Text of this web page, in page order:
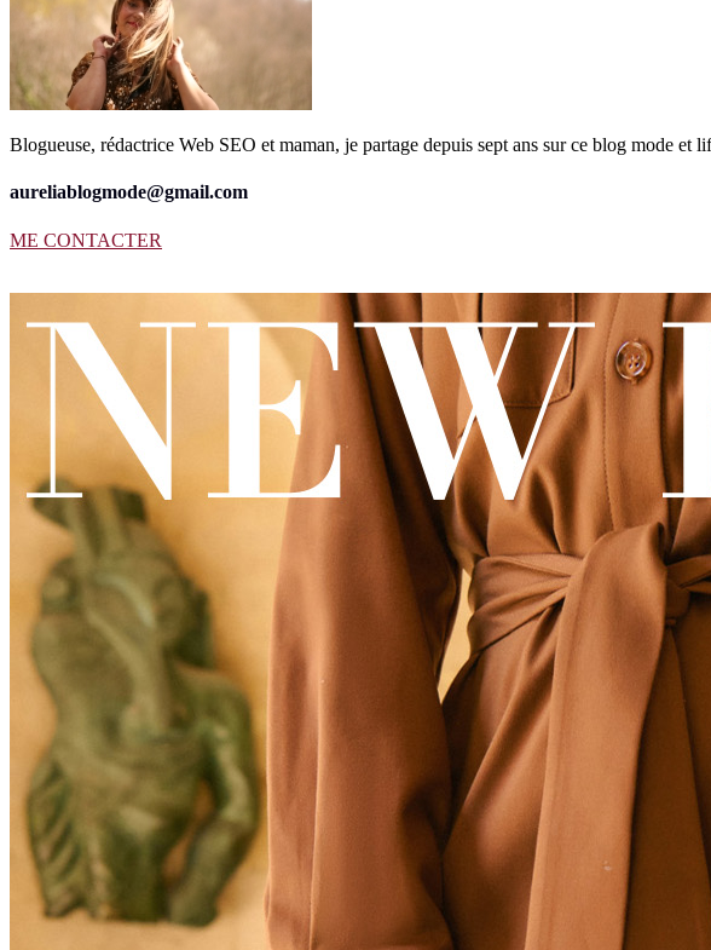
Blogueuse, rédactrice Web SEO et maman, je partage depuis sept ans sur ce blog mode et
aureliablogmode@gmail.com
ME CONTACTER